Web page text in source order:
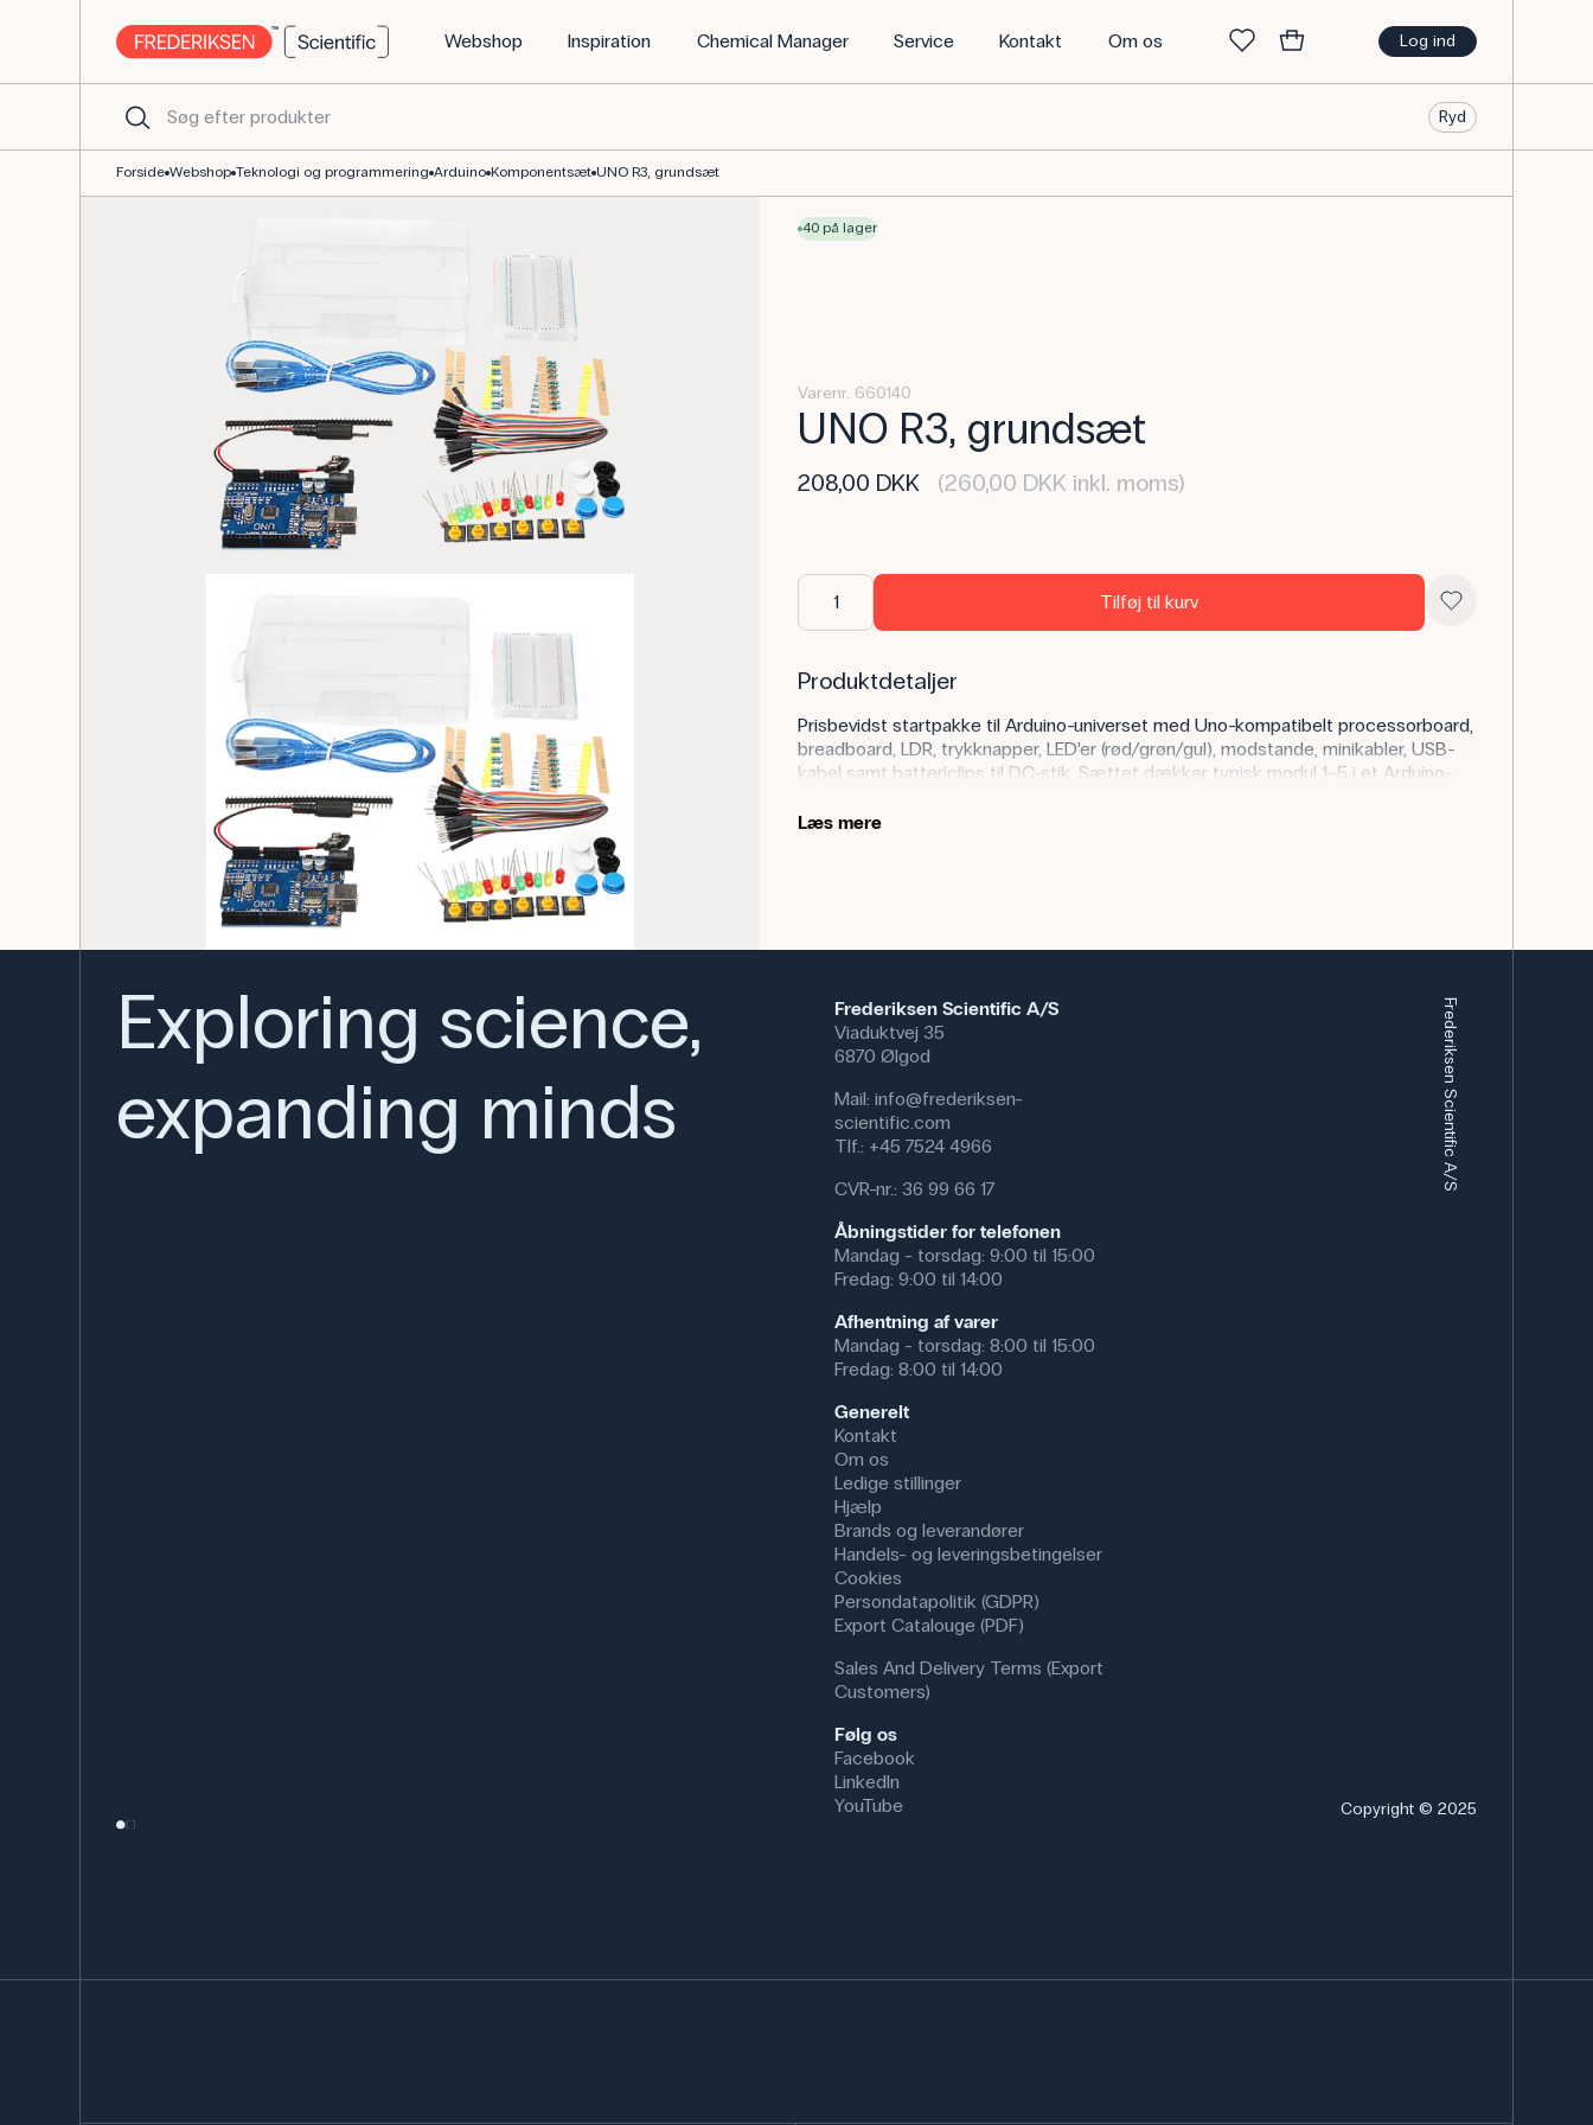
Log ind
Webshop Inspiration Chemical Manager Service Kontakt Om os
Ryd
Forside Webshop Teknologi og programmering Arduino Komponentsæt UNO R3, grundsæt
40 på lager
Varenr. 660140
UNO R3, grundsæt
208,00 DKK (260,00 DKK inkl. moms)
Tilføj til kurv
Produktdetaljer
Prisbevidst startpakke til Arduino-universet med Uno-kompatibelt processorboard,
breadboard, LDR, trykknapper, LED’er (rød/grøn/gul), modstande, minikabler, USB-
kabel samt battericlips til DC-stik. Sættet dækker typisk modul 1–5 i et Arduino-
Læs mere
Exploring science,
expanding minds
Frederiksen Scientific A/S
Viaduktvej 35
6870 Ølgod
Mail: info@frederiksen-
scientific.com
Tlf.: +45 7524 4966
CVR-nr.: 36 99 66 17
Åbningstider for telefonen
Mandag - torsdag: 9:00 til 15:00
Fredag: 9:00 til 14:00
Afhentning af varer
Mandag - torsdag: 8:00 til 15:00
Fredag: 8:00 til 14:00
Generelt
Kontakt
Om os
Ledige stillinger
Hjælp
Brands og leverandører
Handels- og leveringsbetingelser
Cookies
Persondatapolitik (GDPR)
Export Catalouge (PDF)
Sales And Delivery Terms (Export
Customers)
Følg os
Facebook
LinkedIn
YouTube
Frederiksen Scientific A/S
Copyright © 2025